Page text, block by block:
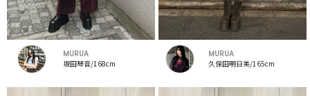
MURUA
坂田琴音/168cm
MURUA
久保田明日美/165cm